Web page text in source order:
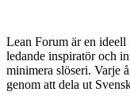
Lean Forum är en
ledande inspiratör och
minimera slöseri. Varje
genom att dela ut